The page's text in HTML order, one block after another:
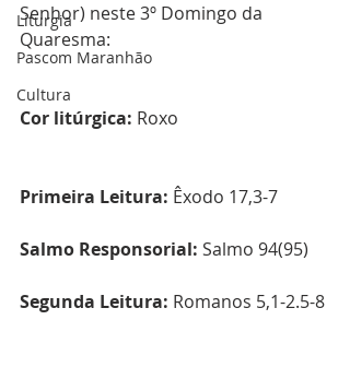
Liturgia
Pascom Maranhão
Cultura
Senhor) neste 3º Domingo da
Quaresma:
Cor litúrgica: Roxo
Primeira Leitura: Êxodo 17,3-7
Salmo Responsorial: Salmo 94(95)
Segunda Leitura: Romanos 5,1-2.5-8